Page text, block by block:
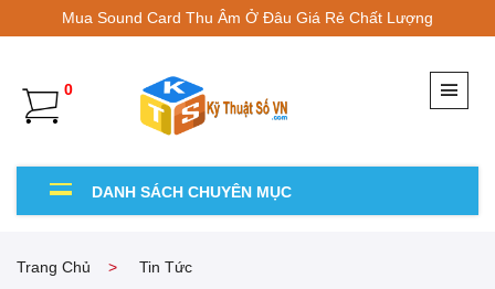
Mua Sound Card Thu Âm Ở Đâu Giá Rẻ Chất Lượng
0
DANH SÁCH CHUYÊN MỤC
Trang Chủ Tin Tức